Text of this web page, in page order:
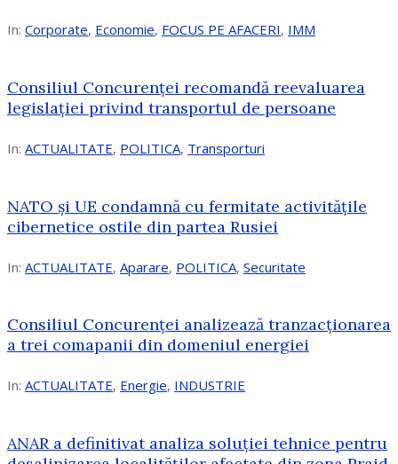
In: Corporate, Economie, FOCUS PE AFACERI, IMM
Consiliul Concurenței recomandă reevaluarea
legislației privind transportul de persoane
In: ACTUALITATE, POLITICA, Transporturi
NATO și UE condamnă cu fermitate activitățile
cibernetice ostile din partea Rusiei
In: ACTUALITATE, Aparare, POLITICA, Securitate
Consiliul Concurenţei analizează tranzacționarea
a trei comapanii din domeniul energiei
In: ACTUALITATE, Energie, INDUSTRIE
ANAR a definitivat analiza soluției tehnice pentru